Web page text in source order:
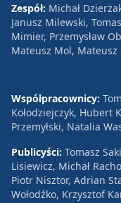
Zespół: Michał
Janusz Milewski,
Mimier, Przemysław
Mateusz Mol, Mateusz
Współpracownicy:
Kołodziejczyk, Hubert
Przemyłski, Natalia
Publicyści: Tomasz
Lisiewicz, Michał
Piotr Nisztor, Adrian
Wołodźko, Krzysztof